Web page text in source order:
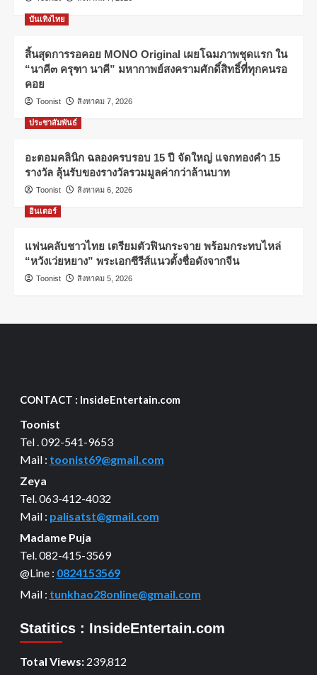
บันเทิงไทย
สิ้นสุดการรอคอย MONO Original เผยโฉมภาพชุดแรก ใน
“นาคี๓ ครุฑา นาคี” มหากาพย์สงครามศักดิ์สิทธิ์ที่ทุกคนรอ
คอย
Toonist สิงหาคม 7, 2026
ประชาสัมพันธ์
อะตอมคลินิก ฉลองครบรอบ 15 ปี จัดใหญ่ แจกทองคำ 15
รางวัล ลุ้นรับของรางวัลรวมมูลค่ากว่าล้านบาท
Toonist สิงหาคม 6, 2026
อินเตอร์
แฟนคลับชาวไทย เตรียมตัวฟินกระจาย พร้อมกระทบไหล่
“หวังเว่ยหยาง” พระเอกซีรีส์แนวตั้งชื่อดังจากจีน
Toonist สิงหาคม 5, 2026
CONTACT : InsideEntertain.com
Toonist
Tel . 092-541-9653
Mail : toonist69@gmail.com
Zeya
Tel. 063-412-4032
Mail : palisatst@gmail.com
Madame Puja
Tel. 082-415-3569
@Line : 0824153569
Mail : tunkhao28online@gmail.com
Statitics : InsideEntertain.com
Total Views: 239,812